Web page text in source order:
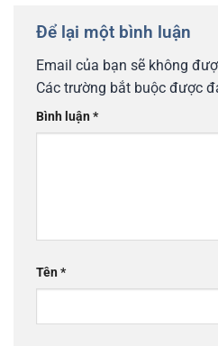
Để lại một bình luận
Email của bạn sẽ không
Các trường bắt buộc được
Bình luận*
Tên*